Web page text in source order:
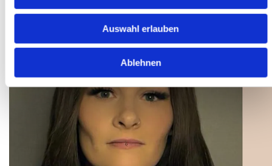
Auswahl erlauben
Ablehnen